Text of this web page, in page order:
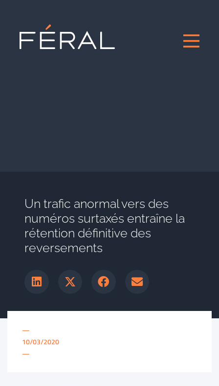
Un trafic anormal vers des
numéros surtaxés entraîne la
rétention définitive des
reversements
—
10/03/2020
—